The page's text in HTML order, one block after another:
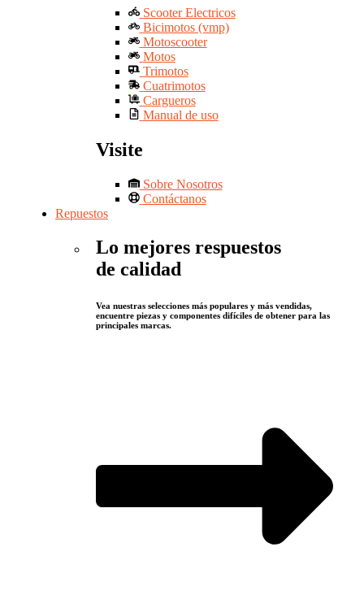
Scooter Electricos
Bicimotos (vmp)
Motoscooter
Motos
Trimotos
Cuatrimotos
Cargueros
Manual de uso
Visite
Sobre Nosotros
Contáctanos
Repuestos
Lo mejores respuestos
de calidad
Vea nuestras selecciones más populares y más vendidas,
encuentre piezas y componentes difíciles de obtener para las
principales marcas.